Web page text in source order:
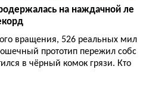
на наждачной ле
вращения, 526 реальных мил
прототип пережил собс
в чёрный комок грязи. Кто